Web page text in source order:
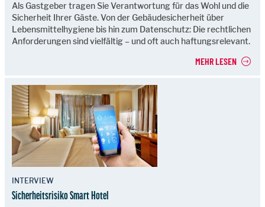
Als Gastgeber tragen Sie Verantwortung für das Wohl und die
Sicherheit Ihrer Gäste. Von der Gebäudesicherheit über
Lebensmittelhygiene bis hin zum Datenschutz: Die rechtlichen
Anforderungen sind vielfältig – und oft auch haftungsrelevant.
MEHR LESEN
INTERVIEW
Sicherheitsrisiko Smart Hotel